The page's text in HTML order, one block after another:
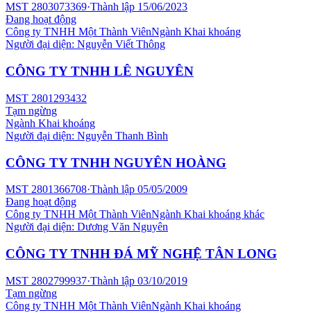
MST 2803073369·Thành lập 15/06/2023
Đang hoạt động
Công ty TNHH Một Thành ViênNgành Khai khoáng
Người đại diện: Nguyễn Viết Thông
CÔNG TY TNHH LÊ NGUYÊN
MST 2801293432
Tạm ngừng
Ngành Khai khoáng
Người đại diện: Nguyễn Thanh Bình
CÔNG TY TNHH NGUYÊN HOÀNG
MST 2801366708·Thành lập 05/05/2009
Đang hoạt động
Công ty TNHH Một Thành ViênNgành Khai khoáng khác
Người đại diện: Dương Văn Nguyên
CÔNG TY TNHH ĐÁ MỸ NGHỆ TÂN LONG
MST 2802799937·Thành lập 03/10/2019
Tạm ngừng
Công ty TNHH Một Thành ViênNgành Khai khoáng